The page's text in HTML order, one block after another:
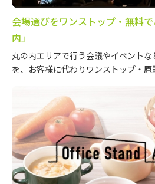
会場選びをワンストップ・無料
内」
丸の内エリアで行う会議やイベント
を、お客様に代わりワンストップ・原